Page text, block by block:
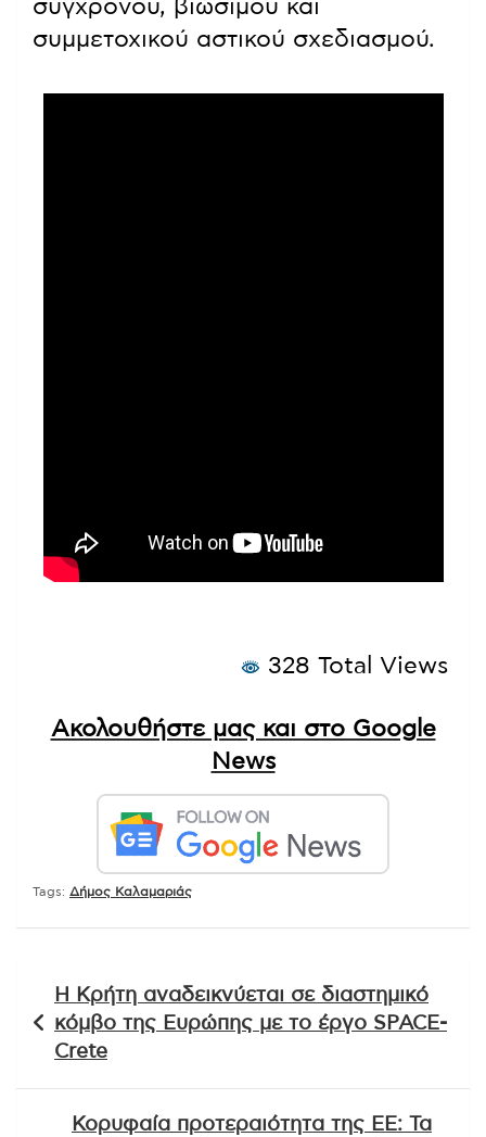
σύγχρονου, βιώσιμου και
συμμετοχικού αστικού σχεδιασμού.
328 Total Views
Ακολουθήστε μας και στο Google
News
Tags: Δήμος Καλαμαριάς
άρθρων
Η Κρήτη αναδεικνύεται σε διαστημικό
κόμβο της Ευρώπης με το έργο SPACE-
Crete
Κορυφαία προτεραιότητα της ΕΕ: Τα